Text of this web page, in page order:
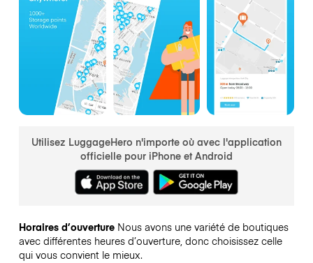
Utilisez LuggageHero n'importe où avec l'application
officielle pour iPhone et Android
Horaires d’ouverture Nous avons une variété de boutiques
avec différentes heures d’ouverture, donc choisissez celle
qui vous convient le mieux.